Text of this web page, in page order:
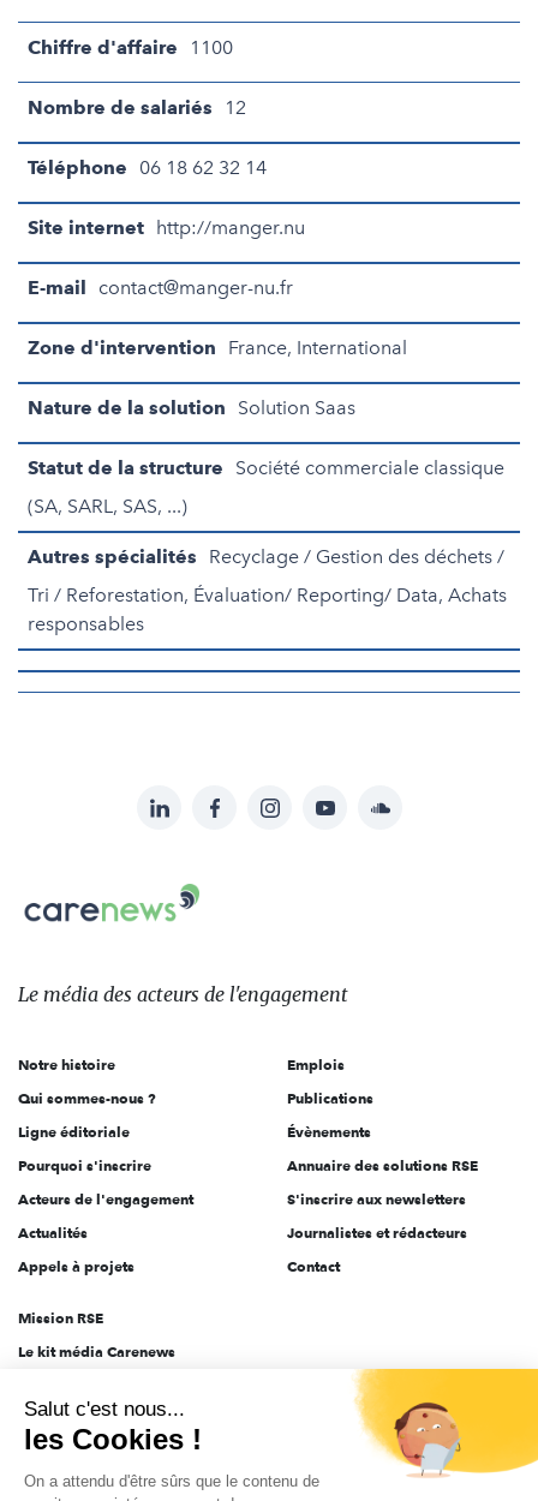
Chiffre d'affaire 1100
Nombre de salariés 12
Téléphone 06 18 62 32 14
Site internet http://manger.nu
E-mail contact@manger-nu.fr
Zone d'intervention France, International
Nature de la solution Solution Saas
Statut de la structure
Société commerciale classique
(SA, SARL, SAS, ...)
Autres spécialités
Recyclage / Gestion des déchets /
Tri / Reforestation, Évaluation/ Reporting/ Data, Achats
responsables
sur:
LinkedInFacebookInstagramYouTubeSoundcloud
Carenews,
Le
des
l'engagement
Le média des acteurs de l'engagement
Notre histoire
Qui sommes-nous ?
Ligne éditoriale
Pourquoi s'inscrire
Acteurs de l'engagement
Actualités
Appels à projets
Emplois
Publications
Évènements
Annuaire des solutions RSE
S'inscrire aux newsletters
Journalistes et rédacteurs
Contact
Mission RSE
Le kit média Carenews
AEF info
Novethic
PRODURABLE
Salut c'est nous...
les Cookies !
On a attendu d'être sûrs que le contenu de